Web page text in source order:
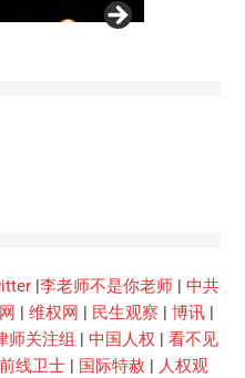
| 李老师不是你老师| 中共
维权网 民生观察 博讯|
师关注组 中国人权
看不见
前线卫士| 国际特赦
人权观